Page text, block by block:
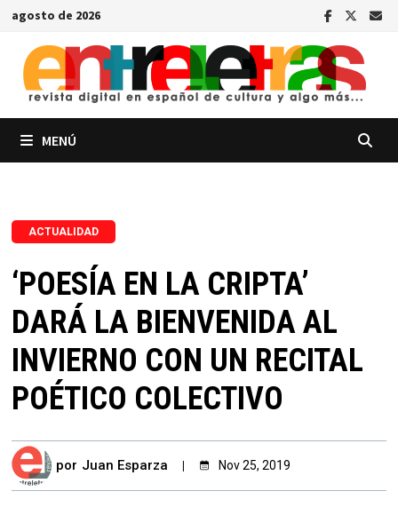
Saltar
contenido
agosto de 2026
MENÚ
ACTUALIDAD
‘POESÍA EN LA CRIPTA’
DARÁ LA BIENVENIDA AL
INVIERNO CON UN RECITAL
POÉTICO COLECTIVO
por Juan Esparza Nov 25, 2019